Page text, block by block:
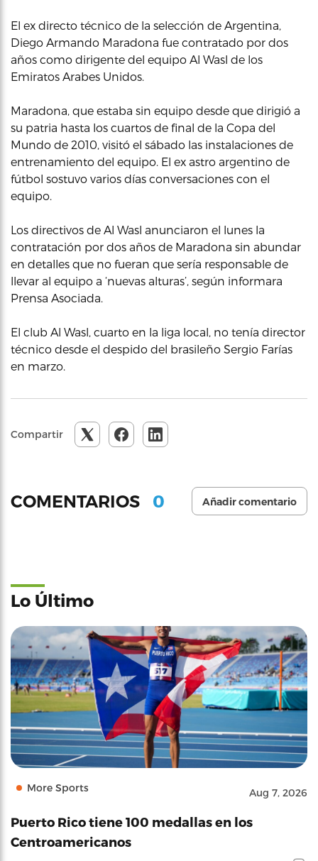
El ex directo técnico de la selección de Argentina,
Diego Armando Maradona fue contratado por dos
años como dirigente del equipo Al Wasl de los
Emiratos Arabes Unidos.
Maradona, que estaba sin equipo desde que dirigió a
su patria hasta los cuartos de final de la Copa del
Mundo de 2010, visitó el sábado las instalaciones de
entrenamiento del equipo. El ex astro argentino de
fútbol sostuvo varios días conversaciones con el
equipo.
Los directivos de Al Wasl anunciaron el lunes la
contratación por dos años de Maradona sin abundar
en detalles que no fueran que sería responsable de
llevar al equipo a ‘nuevas alturas’, según informara
Prensa Asociada.
El club Al Wasl, cuarto en la liga local, no tenía director
técnico desde el despido del brasileño Sergio Farías
en marzo.
Compartir
COMENTARIOS 0 Añadir comentario
Lo Último
More Sports Aug 7, 2026
Puerto Rico tiene 100 medallas en los
Centroamericanos